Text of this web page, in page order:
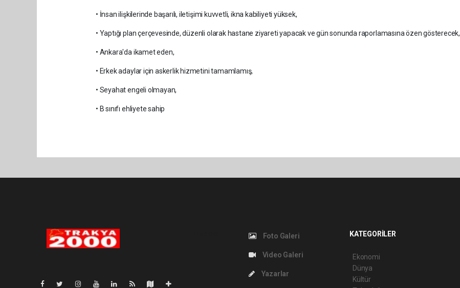
• İnsan ilişkilerinde başarılı, iletişimi kuvvetli, ikna kabiliyeti yüksek,
• Yaptığı plan çerçevesinde, düzenli olarak hastane ziyareti yapacak ve gün sonunda raporlamasına özen gösterecek,
• Ankara'da ikamet eden,
• Erkek adaylar için askerlik hizmetini tamamlamış,
• Seyahat engeli olmayan,
• B sınıfı ehliyete sahip
Foto Galeri
Video Galeri
Yazarlar
KATEGORİLER
Ekonomi
Dünya
Kültür